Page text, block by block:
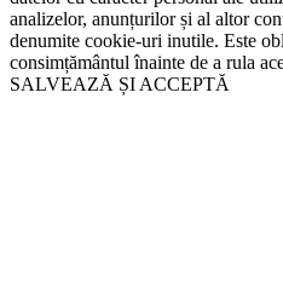
analizelor, anunțurilor și al altor
denumite cookie-uri inutile. Este
consimțământul înainte de a rula
SALVEAZĂ ȘI ACCEPTĂ